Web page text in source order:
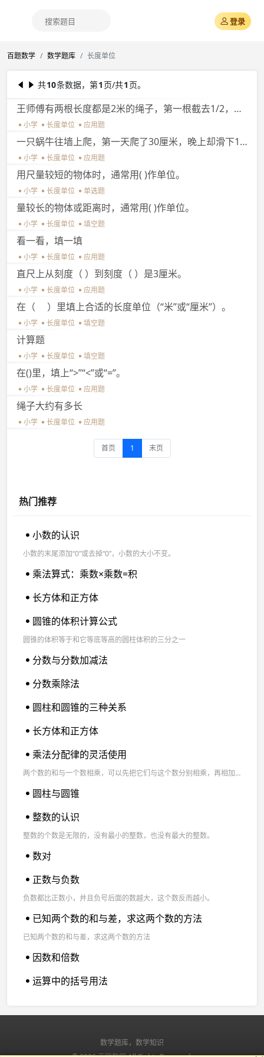
登录
百题数学 数学题库 长度单位
共10条数据，第1 页/共1 页。
王师傅有两根长度都是2米的绳子，第一根截去1/2，第二根截去1/2米，第（）根剩下的比较长，长度是（）米。
小学 长度单位 应用题
一只蜗牛往墙上爬，第一天爬了30厘米，晚上却滑下10厘米，第二天又向上爬30厘米，现在蜗牛向上爬了多少厘米？
小学 长度单位 应用题
用尺量较短的物体时，通常用( )作单位。
小学 长度单位 单选题
量较长的物体或距离时，通常用( )作单位。
小学 长度单位 填空题
看一看，填一填
小学 长度单位 应用题
直尺上从刻度（ ）到刻度（ ）是3厘米。
小学 长度单位 应用题
在（ ）里填上合适的长度单位（“米”或“厘米”）。
小学 长度单位 填空题
计算题
小学 长度单位 填空题
在()里，填上“>”“<”或“=”。
小学 长度单位 应用题
绳子大约有多长
小学 长度单位 应用题
首页 1 末页
热门推荐
小数的认识
小数的末尾添加“0”或去掉“0”，小数的大小不变。
乘法算式：乘数×乘数=积
长方体和正方体
圆锥的体积计算公式
圆锥的体积等于和它等底等高的圆柱体积的三分之一
分数与分数加减法
分数乘除法
圆柱和圆锥的三种关系
长方体和正方体
乘法分配律的灵活使用
两个数的和与一个数相乘，可以先把它们与这个数分别相乘，再相加。这叫乘法分配律。
圆柱与圆锥
整数的认识
整数的个数是无限的，没有最小的整数，也没有最大的整数。
数对
正数与负数
负数都比正数小，并且负号后面的数越大，这个数反而越小。
已知两个数的和与差，求这两个数的方法
已知两个数的和与差，求这两个数的方法
因数和倍数
运算中的括号用法
数学题库，数学知识